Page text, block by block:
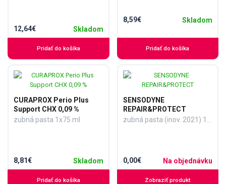
12,64€ Skladom
Pridať do košíka
8,59€ Skladom
Pridať do košíka
CURAPROX Perio Plus
Support CHX 0,09 %
zubná pasta 1x75 ml
8,81€ Skladom
Pridať do košíka
SENSODYNE
REPAIR&PROTECT
0,00€ Na objednávku
Zobraziť produkt